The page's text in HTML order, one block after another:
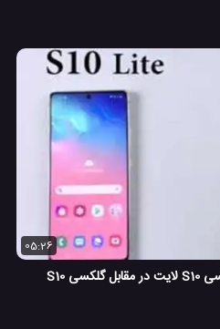
05:26
مقایسه و تست سرعت گوشی گلکسی S10 لایت در مقابل گلکسی S10